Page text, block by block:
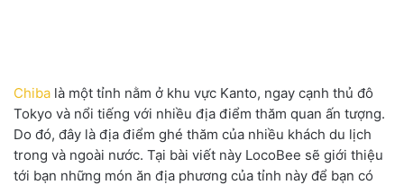
Chiba là một tỉnh nằm ở khu vực Kanto, ngay cạnh thủ đô
Tokyo và nổi tiếng với nhiều địa điểm thăm quan ấn tượng.
Do đó, đây là địa điểm ghé thăm của nhiều khách du lịch
trong và ngoài nước. Tại bài viết này LocoBee sẽ giới thiệu
tới bạn những món ăn địa phương của tỉnh này để bạn có